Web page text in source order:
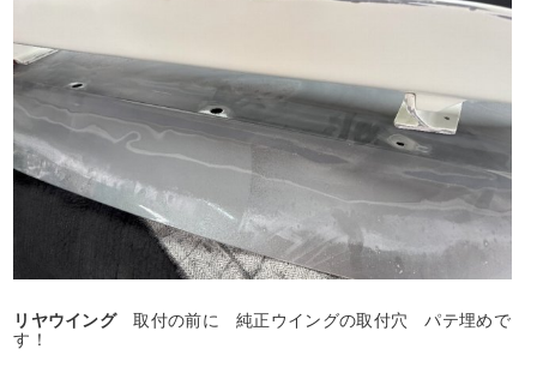
リヤウイング取付の前に 純正ウイングの取付穴 パテ埋めで
す！